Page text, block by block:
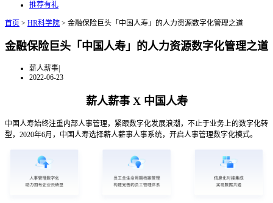
推荐有礼
首页 > HR科学院 > 金融保险巨头「中国人寿」的人力资源数字化管理之道
金融保险巨头「中国人寿」的人力资源数字化管理之道
薪人薪事|
2022-06-23
薪人薪事 X 中国人寿
中国人寿始终注重内部人事管理，紧跟数字化发展浪潮，不止于业务上的数字化转
型，2020年6月，中国人寿选择薪人薪事人事系统，开启人事管理数字化模式。